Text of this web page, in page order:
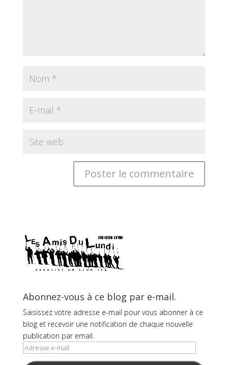
Abonnez-vous à ce blog par e-mail.
Saisissez votre adresse e-mail pour vous abonner à ce
blog et recevoir une notification de chaque nouvelle
publication par email.
Adresse